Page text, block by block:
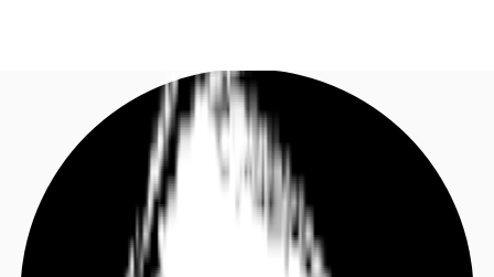
Investieren
Marktinformationen
Mehrwert
Jetzt anrufen Kontaktieren Sie uns